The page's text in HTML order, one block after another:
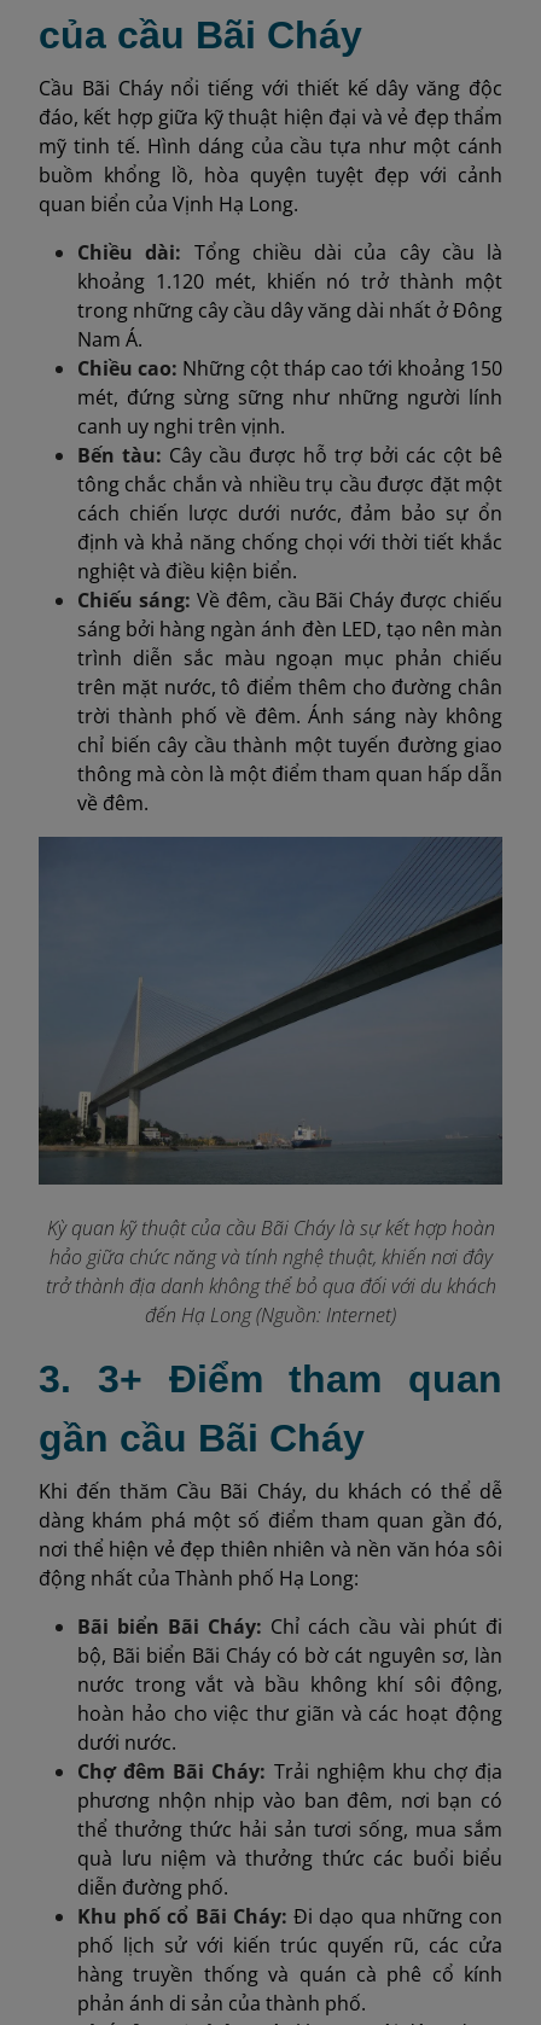
của cầu Bãi Cháy
Cầu Bãi Cháy nổi tiếng với thiết kế dây văng độc
đáo, kết hợp giữa kỹ thuật hiện đại và vẻ đẹp thẩm
mỹ tinh tế. Hình dáng của cầu tựa như một cánh
buồm khổng lồ, hòa quyện tuyệt đẹp với cảnh
quan biển của Vịnh Hạ Long.
Chiều dài: Tổng chiều dài của cây cầu là
khoảng 1.120 mét, khiến nó trở thành một
trong những cây cầu dây văng dài nhất ở Đông
Nam Á.
Chiều cao: Những cột tháp cao tới khoảng 150
mét, đứng sừng sững như những người lính
canh uy nghi trên vịnh.
Bến tàu: Cây cầu được hỗ trợ bởi các cột bê
tông chắc chắn và nhiều trụ cầu được đặt một
cách chiến lược dưới nước, đảm bảo sự ổn
định và khả năng chống chọi với thời tiết khắc
nghiệt và điều kiện biển.
Chiếu sáng: Về đêm, cầu Bãi Cháy được chiếu
sáng bởi hàng ngàn ánh đèn LED, tạo nên màn
trình diễn sắc màu ngoạn mục phản chiếu
trên mặt nước, tô điểm thêm cho đường chân
trời thành phố về đêm. Ánh sáng này không
chỉ biến cây cầu thành một tuyến đường giao
thông mà còn là một điểm tham quan hấp dẫn
về đêm.
Kỳ quan kỹ thuật của cầu Bãi Cháy là sự kết hợp hoàn
hảo giữa chức năng và tính nghệ thuật, khiến nơi đây
trở thành địa danh không thể bỏ qua đối với du khách
đến Hạ Long (Nguồn: Internet)
3. 3+ Điểm tham quan
gần cầu Bãi Cháy
Khi đến thăm Cầu Bãi Cháy, du khách có thể dễ
dàng khám phá một số điểm tham quan gần đó,
nơi thể hiện vẻ đẹp thiên nhiên và nền văn hóa sôi
động nhất của Thành phố Hạ Long:
Bãi biển Bãi Cháy: Chỉ cách cầu vài phút đi
bộ, Bãi biển Bãi Cháy có bờ cát nguyên sơ, làn
nước trong vắt và bầu không khí sôi động,
hoàn hảo cho việc thư giãn và các hoạt động
dưới nước.
Chợ đêm Bãi Cháy: Trải nghiệm khu chợ địa
phương nhộn nhịp vào ban đêm, nơi bạn có
thể thưởng thức hải sản tươi sống, mua sắm
quà lưu niệm và thưởng thức các buổi biểu
diễn đường phố.
Khu phố cổ Bãi Cháy:Đi dạo qua những con
phố lịch sử với kiến trúc quyến rũ, các cửa
hàng truyền thống và quán cà phê cổ kính
phản ánh di sản của thành phố.